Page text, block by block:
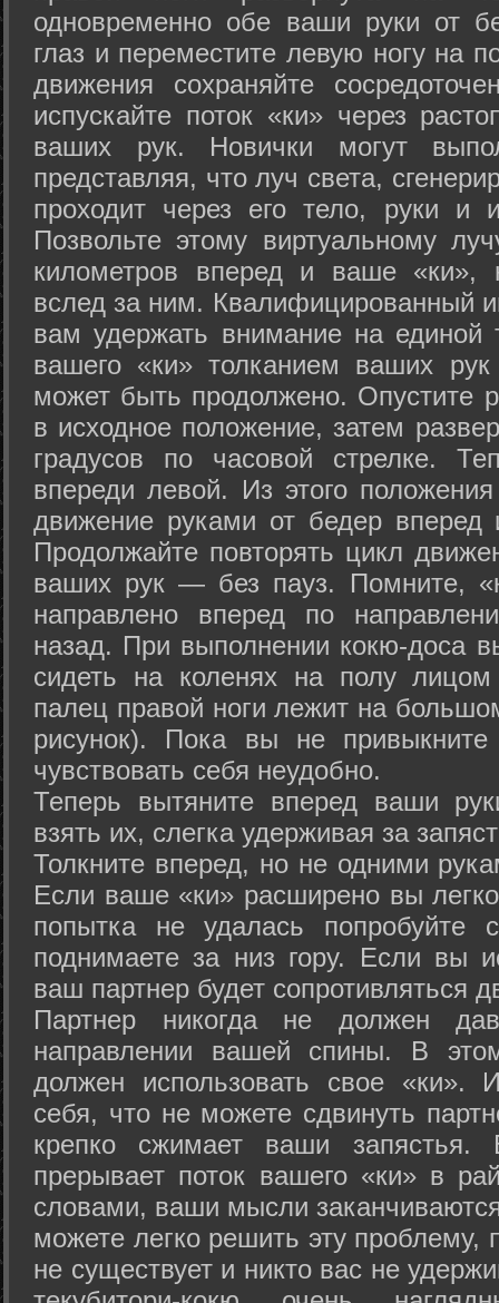
одновременно обе ваши руки от
глаз и переместите левую ногу на
движения сохраняйте
испускайте поток «ки» через
ваших рук. Новички могут
представляя, что луч света,
проходит через его тело, руки и
Позвольте этому виртуальному
километров вперед и ваше «ки»,
вслед за ним. Квалифицированный
вам удержать внимание на единой
вашего «ки» толканием ваших
может быть продолжено. Опустите
в исходное положение, затем
градусов по часовой стрелке.
впереди левой. Из этого
движение руками от бедер вперед
Продолжайте повторять цикл
ваших рук — без пауз. Помните,
направлено вперед по
назад. При выполнении кокю-доса
сидеть на коленях на полу
палец правой ноги лежит на
рисунок). Пока вы не
чувствовать себя неудобно.
Теперь вытяните вперед ваши
взять их, слегка удерживая за
Толкните вперед, но не одними
Если ваше «ки» расширено вы
попытка не удалась попробуйте
поднимаете за низ гору. Если вы
ваш партнер будет сопротивляться
Партнер никогда не должен
направлении вашей спины. В
должен использовать свое «ки».
себя, что не можете сдвинуть
крепко сжимает ваши запястья.
прерывает поток вашего «ки» в
словами, ваши мысли
можете легко решить эту проблему,
не существует и никто вас не